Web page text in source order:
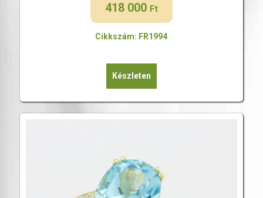
418 000 Ft
Cikkszám: FR1994
Készleten